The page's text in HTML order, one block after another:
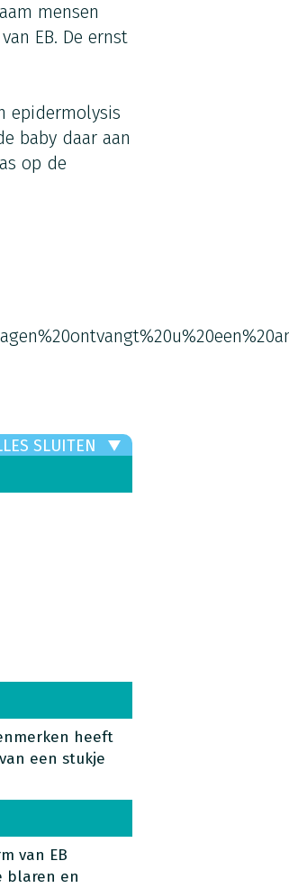
mensen
EB. De ernst
epidermolysis
baby daar aan
op de
SLUITEN
heeft
een stukje
van EB
blaren en